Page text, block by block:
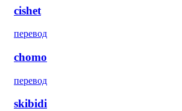
cishet
перевод
chomo
перевод
skibidi